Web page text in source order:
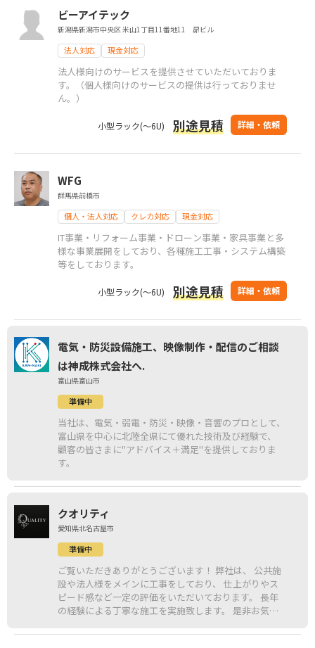
ビーアイテック
新潟県新潟市中央区 米山1丁目11番地11 昴ビル
法人対応 現金対応
法人様向けのサービスを提供させていただいておりま
す。（個人様向けのサービスの提供は行っておりませ
ん。）
小型ラック(～6U) 別途見積 詳細・依頼
WFG
群馬県前橋市
個人・法人対応 クレカ対応 現金対応
IT事業・リフォーム事業・ドローン事業・家具事業と多
様な事業展開をしており、各種施工工事・システム構築
等をしております。
小型ラック(～6U) 別途見積 詳細・依頼
電気・防災設備施工、映像制作・配信のご相談
は神成株式会社へ.
富山県富山市
準備中
当社は、電気・弱電・防災・映像・音響のプロとして、
富山県を中心に北陸全県にて優れた技術及び経験で、
顧客の皆さまに"アドバイス＋満足"を提供しておりま
す。
クオリティ
愛知県北名古屋市
準備中
ご覧いただきありがとうございます！ 弊社は、 公共施
設や法人様をメインに工事をしており、 仕上がりやス
ピード感など一定の評価をいただいております。 長年
の経験による丁寧な施工を実施致します。 是非お気軽